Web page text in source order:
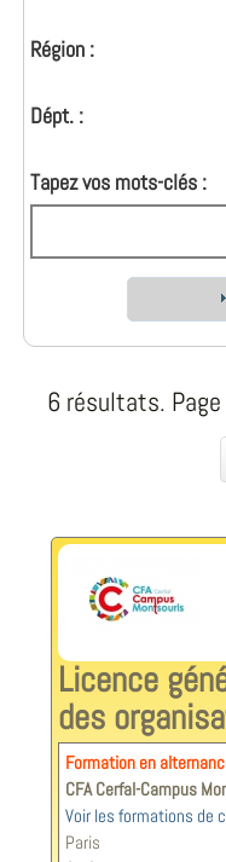
Région :
Dépt. :
Tapez vos mots-clés :
6 résultats.
Licence
des
Formation en
CFA Cerfal-Campus
Voir les formations de
Paris